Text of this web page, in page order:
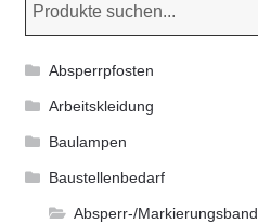
Absperrpfosten
Arbeitskleidung
Baulampen
Baustellenbedarf
Absperr-/Markierungsband